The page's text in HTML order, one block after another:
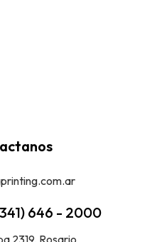
646 - 2000
2319, Rosario